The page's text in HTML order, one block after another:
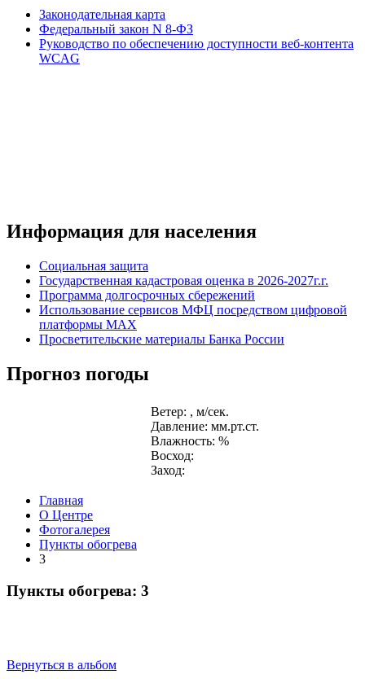
Законодательная карта
Федеральный закон N 8-ФЗ
Руководство по обеспечению доступности веб-контента
WCAG
Информация для населения
Социальная защита
Государственная кадастровая оценка в 2026-2027г.г.
Программа долгосрочных сбережений
Использование сервисов МФЦ посредством цифровой
платформы MAX
Просветительские материалы Банка России
Прогноз погоды
Ветер: , м/сек.
Давление: мм.рт.ст.
Влажность: %
Восход:
Заход:
Главная
О Центре
Фотогалерея
Пункты обогрева
3
Пункты обогрева: 3
Вернуться в альбом